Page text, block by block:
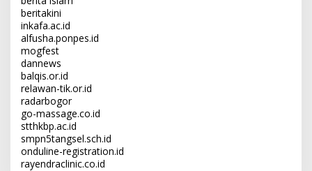
beritakini
inkafa.ac.id
alfusha.ponpes.id
mogfest
dannews
balqis.or.id
relawan-tik.or.id
radarbogor
go-massage.co.id
stthkbp.ac.id
smpn5tangsel.sch.id
onduline-registration.id
rayendraclinic.co.id